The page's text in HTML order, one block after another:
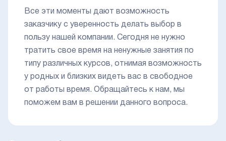
Все эти моменты дают возможность
заказчику с уверенность делать выбор в
пользу нашей компании. Сегодня не нужно
тратить свое время на ненужные занятия по
типу различных курсов, отнимая возможность
у родных и близких видеть вас в свободное
от работы время. Обращайтесь к нам, мы
поможем вам в решении данного вопроса.